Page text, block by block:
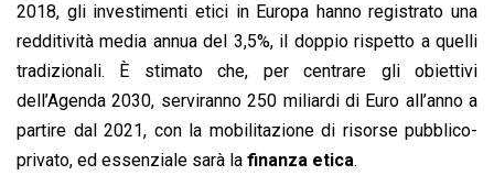
2018, gli investimenti etici in Europa hanno registrato una
redditività media annua del 3,5%, il doppio rispetto a quelli
tradizionali. È stimato che, per centrare gli obiettivi
dell’Agenda 2030, serviranno 250 miliardi di Euro all’anno a
partire dal 2021, con la mobilitazione di risorse pubblico-
privato, ed essenziale sarà la finanza etica.